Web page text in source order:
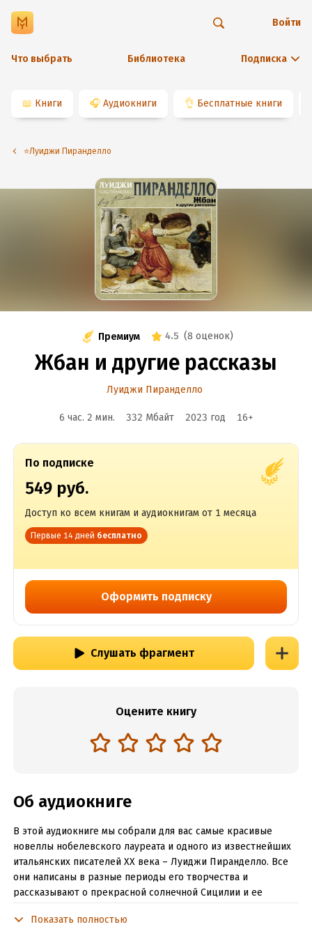
Что выбрать Библиотека Подписка
Войти
📖 Книги 🎧 Аудиокниги 👌 Бесплатные книги
⭐️Луиджи Пиранделло
Премиум 4.5 (8 оценок)
Жбан и другие рассказы
Луиджи Пиранделло
6 час. 2 мин. 332 Мбайт 2023 год 16+
По подписке
549 руб.
Доступ ко всем книгам и аудиокнигам от 1 месяца
Первые 14 дней бесплатно
Оформить подписку
Слушать фрагмент
Оцените книгу
Об аудиокниге
В этой аудиокниге мы собрали для вас самые красивые
новеллы нобелевского лауреата и одного из известнейших
итальянских писателей XX века – Луиджи Пиранделло. Все
они написаны в разные периоды его творчества и
рассказывают о прекрасной солнечной Сицилии и ее
Показать полностью